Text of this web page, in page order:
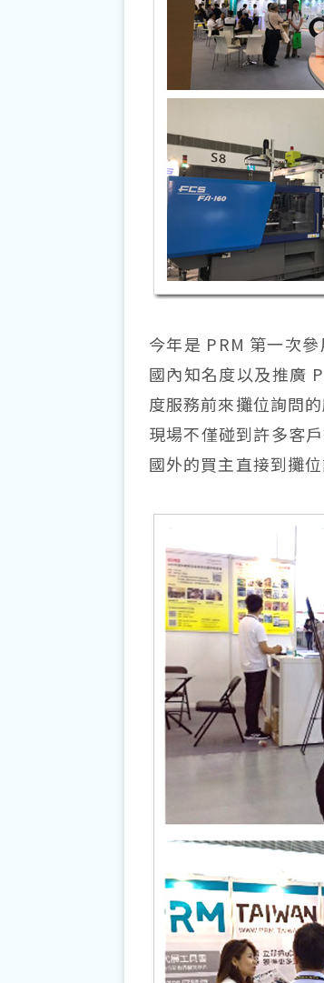
今年是 PRM 第一次
國內知名度以及推廣
度服務前來攤位詢問的
現場不僅碰到許多客
國外的買主直接到攤